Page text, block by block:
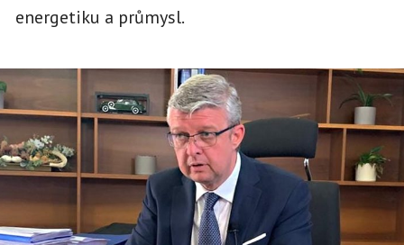
energetiku a průmysl.